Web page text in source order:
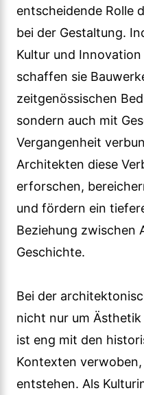
entscheidende Rolle
bei der Gestaltung.
Kultur und
schaffen sie
zeitgenössischen
sondern auch mit
Vergangenheit
Architekten diese
erforschen,
und fördern ein
Beziehung zwischen
Geschichte.
Bei der
nicht nur um
ist eng mit den
Kontexten
entstehen. Als